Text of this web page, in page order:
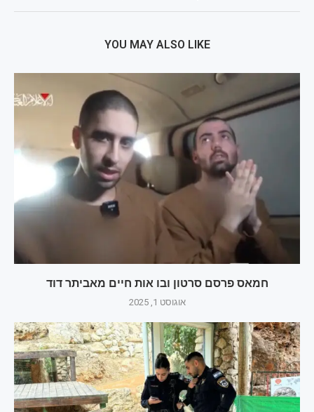
YOU MAY ALSO LIKE
חמאס פרסם סרטון ובו אות חיים מאביתר דוד
אוגוסט 1, 2025